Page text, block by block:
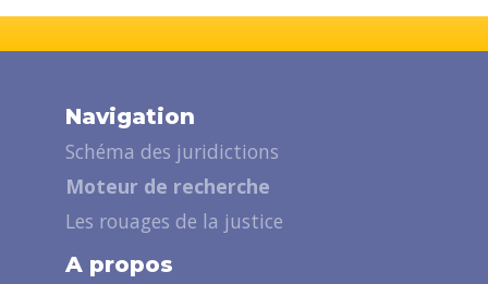
Navigation
Schéma des juridictions
Moteur de recherche
Les rouages de la justice
A propos